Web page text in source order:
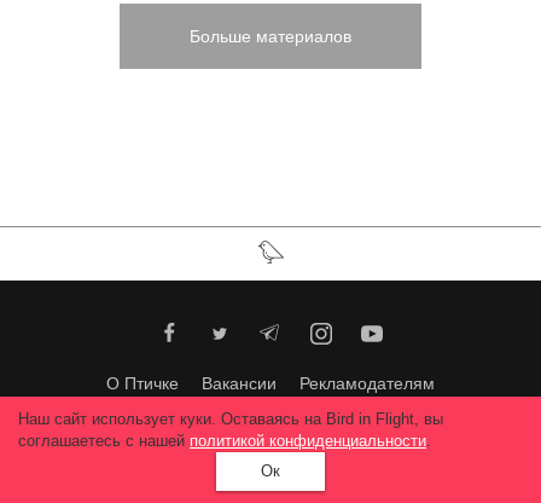
Больше материалов
О Птичке Вакансии
Рекламодателям
Требования к фотопроектам
Bird in Flight Prize
Укрсучфото
Поддержите нас
Наш сайт использует куки. Оставаясь на Bird in Flight, вы
соглашаетесь с нашей политикой конфиденциальности.
Ок